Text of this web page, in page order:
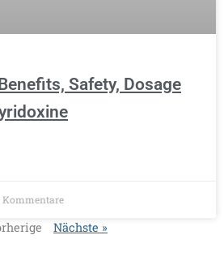
Safety, Dosage
Kommentare
Nächste »